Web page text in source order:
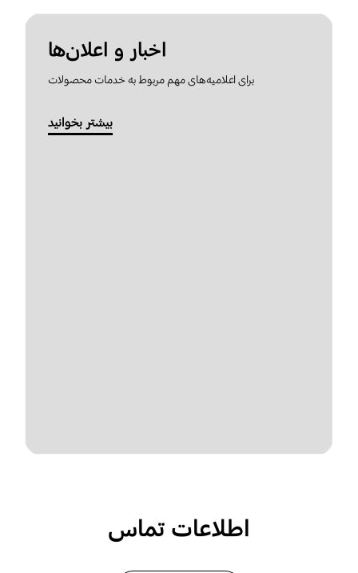
اخبار و اعلان‌ها
برای اعلامیه‌های مهم مربوط به خدمات محصولات
بیشتر بخوانید
اطلاعات تماس